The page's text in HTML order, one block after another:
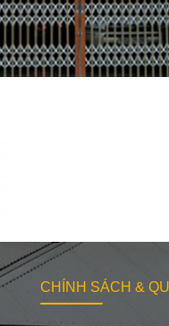
CHÍNH SÁCH &